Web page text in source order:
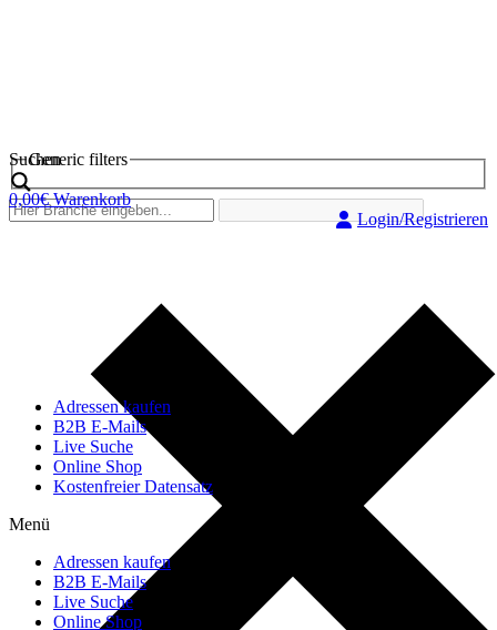
Suchen
Generic filters
0,00€ Warenkorb
Login/Registrieren
Adressen kaufen
B2B E-Mails
Live Suche
Online Shop
Kostenfreier Datensatz
Menü
Adressen kaufen
B2B E-Mails
Live Suche
Online Shop